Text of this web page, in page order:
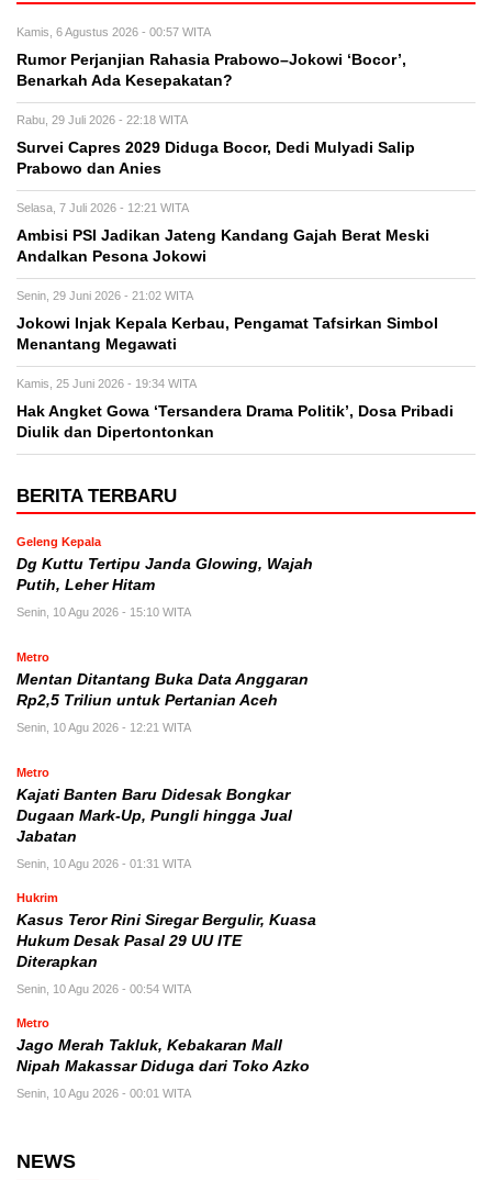
Kamis, 6 Agustus 2026 - 00:57 WITA
Rumor Perjanjian Rahasia Prabowo–Jokowi ‘Bocor’,
Benarkah Ada Kesepakatan?
Rabu, 29 Juli 2026 - 22:18 WITA
Survei Capres 2029 Diduga Bocor, Dedi Mulyadi Salip
Prabowo dan Anies
Selasa, 7 Juli 2026 - 12:21 WITA
Ambisi PSI Jadikan Jateng Kandang Gajah Berat Meski
Andalkan Pesona Jokowi
Senin, 29 Juni 2026 - 21:02 WITA
Jokowi Injak Kepala Kerbau, Pengamat Tafsirkan Simbol
Menantang Megawati
Kamis, 25 Juni 2026 - 19:34 WITA
Hak Angket Gowa ‘Tersandera Drama Politik’, Dosa Pribadi
Diulik dan Dipertontonkan
BERITA TERBARU
Geleng Kepala
Dg Kuttu Tertipu Janda Glowing, Wajah
Putih, Leher Hitam
Senin, 10 Agu 2026 - 15:10 WITA
Metro
Mentan Ditantang Buka Data Anggaran
Rp2,5 Triliun untuk Pertanian Aceh
Senin, 10 Agu 2026 - 12:21 WITA
Metro
Kajati Banten Baru Didesak Bongkar
Dugaan Mark-Up, Pungli hingga Jual
Jabatan
Senin, 10 Agu 2026 - 01:31 WITA
Hukrim
Kasus Teror Rini Siregar Bergulir, Kuasa
Hukum Desak Pasal 29 UU ITE
Diterapkan
Senin, 10 Agu 2026 - 00:54 WITA
Metro
Jago Merah Takluk, Kebakaran Mall
Nipah Makassar Diduga dari Toko Azko
Senin, 10 Agu 2026 - 00:01 WITA
NEWS